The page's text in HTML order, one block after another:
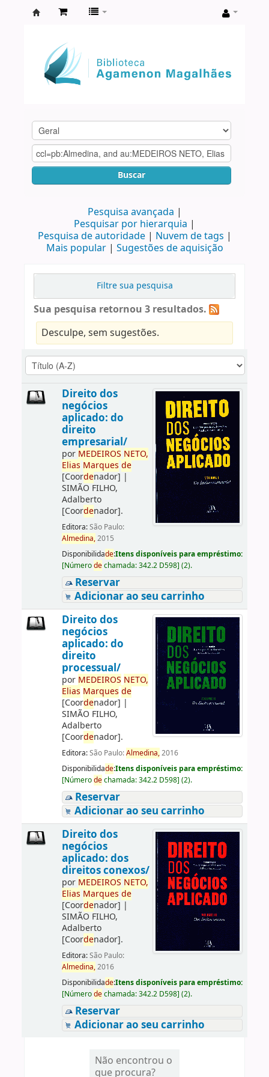
Agamenon
Magalhães
Buscar
Pesquisa avançada
Pesquisar por hierarquia
Pesquisa de autoridade
Nuvem de tags
Mais popular
Sugestões de aquisição
Filtre sua pesquisa
Sua pesquisa retornou 3 resultados.
Desculpe, sem sugestões.
Direito dos
negócios
aplicado: do
direito
empresarial/
por MEDEIROS NETO,
Elias Marques de
[Coordenador] |
SIMÃO FILHO,
Adalberto
[Coordenador].
Editora:São Paulo:
Almedina,2015
Disponibilidade:Itens disponíveis para empréstimo:
[Númerodechamada:342.2 D598] (2).
Reservar
Adicionar ao seu carrinho
Direito dos
negócios
aplicado: do
direito
processual/
por MEDEIROS NETO,
Elias Marques de
[Coordenador] |
SIMÃO FILHO,
Adalberto
[Coordenador].
Editora:São Paulo:Almedina,2016
Disponibilidade:Itens disponíveis para empréstimo:
[Númerodechamada:342.2 D598] (2).
Reservar
Adicionar ao seu carrinho
Direito dos
negócios
aplicado: dos
direitos conexos/
por MEDEIROS NETO,
Elias Marques de
[Coordenador] |
SIMÃO FILHO,
Adalberto
[Coordenador].
Editora:São Paulo:
Almedina,2016
Disponibilidade:Itens disponíveis para empréstimo:
[Númerodechamada:342.2 D598] (2).
Reservar
Adicionar ao seu carrinho
Não encontrou o
que procura?